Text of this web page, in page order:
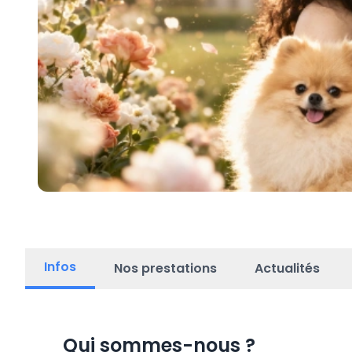
Infos Nos prestations Actualités
Qui sommes-nous ?